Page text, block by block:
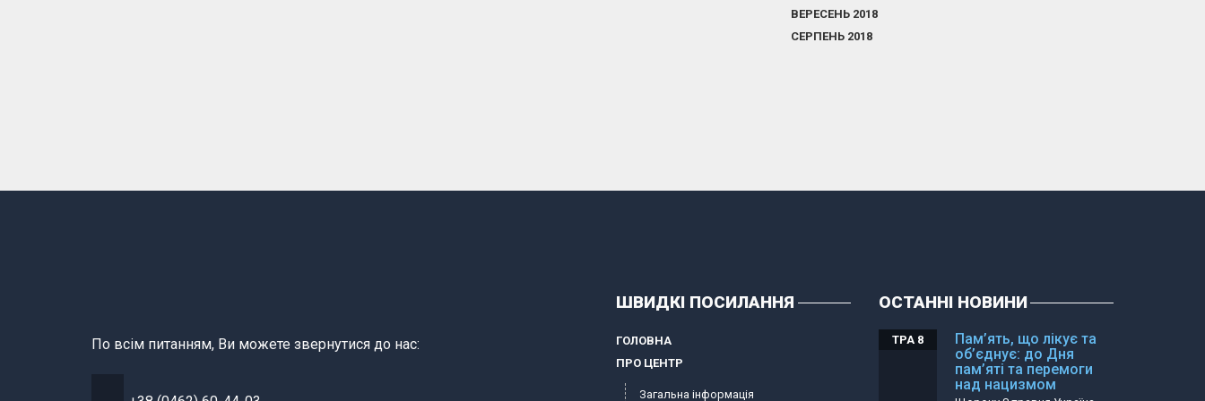
ВЕРЕСЕНЬ 2018
СЕРПЕНЬ 2018
По всім питанням, Ви можете звернутися до нас:
ШВИДКІ ПОСИЛАННЯ
ГОЛОВНА
ПРО ЦЕНТР
Загальна інформація
ОСТАННІ НОВИНИ
Пам’ять, що лікує та
об’єднує: до Дня
пам’яті та перемоги
над нацизмом
ТРА 8